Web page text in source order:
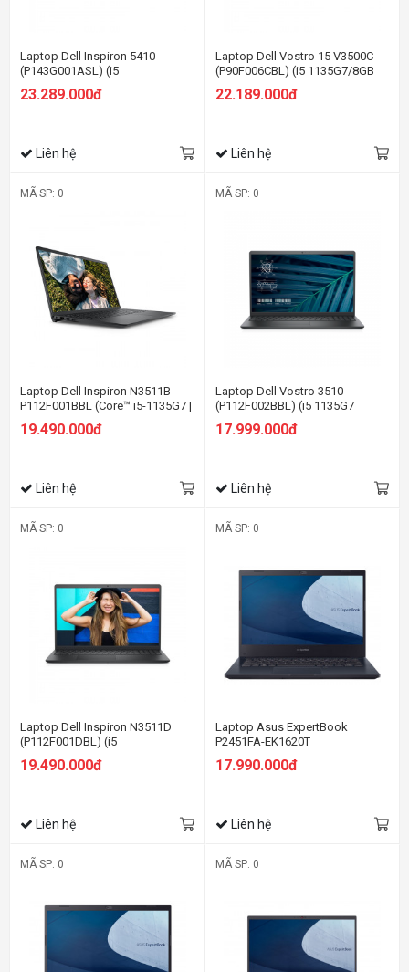
Laptop Dell Inspiron 5410
(P143G001ASL) (i5
SSD/14.0 inch FHD
23.289.000đ
Liên hệ
Laptop Dell Vostro 15 V3500C
(P90F006CBL) (i5 1135G7/8GB
FHD/MX330 2GB/Win10+Office/
22.189.000đ
Liên hệ
MÃ SP: 0
Laptop Dell Inspiron N3511B
P112F001BBL (Core™ i5-1135G7 |
4GB | 512GB | Intel UHD | 15.6-
inch FHD | Win 10 | Office | Đen)
19.490.000đ
Liên hệ
MÃ SP: 0
Laptop Dell Vostro 3510
(P112F002BBL) (i5 1135G7
8GBRAM/512GB SSD/MX350
2G/15.6 inch FHD/Win11/Office
17.999.000đ
Liên hệ
MÃ SP: 0
Laptop Dell Inspiron N3511D
(P112F001DBL) (i5
SSD/15.6 inch
19.490.000đ
Liên hệ
MÃ SP: 0
Laptop Asus ExpertBook
P2451FA-EK1620T
17.990.000đ
Liên hệ
MÃ SP: 0 MÃ SP: 0